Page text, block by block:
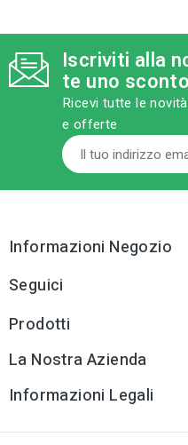
Iscriviti alla
te uno
Ricevi tutte le
e offerte
Informazioni Negozio
Seguici
Prodotti
La Nostra Azienda
Informazioni Legali